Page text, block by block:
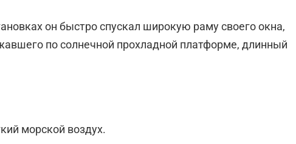
он быстро спускал широкую раму своего окна,
по солнечной прохладной платфор­ме, длинный
морской воздух.